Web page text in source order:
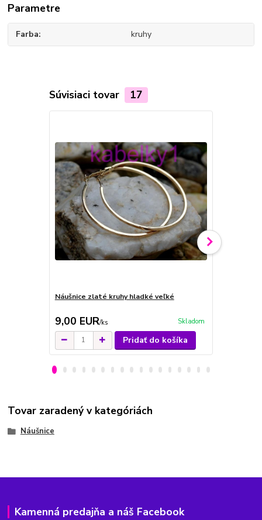
Parametre
Farba kruhy
Súvisiaci tovar 17
Náušnice zlaté kruhy hladké veľké
9,00 EUR/ks Skladom
Pridať do košíka
Tovar zaradený v kategóriách
Náušnice
Kamenná predajňa a náš Facebook